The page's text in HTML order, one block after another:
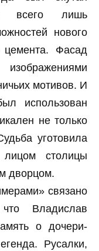
всего лишь
нового
цемента. Фасад
мотивов. И
использован
не только
уготовила
столицы
дворцом.
связано
Владислав
о дочери-
Русалки,